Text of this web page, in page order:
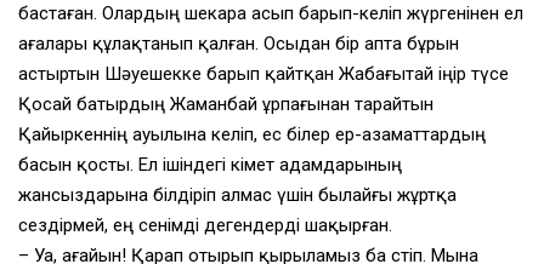
бастаған. Олардың шекара асып барып-келіп жүргенінен ел
ағалары құлақтанып қалған. Осыдан бір апта бұрын
астыртын Шәуешекке барып қайтқан Жабағытай іңір түсе
Қосай батырдың Жаманбай ұрпағынан тарайтын
Қайыркеннің ауылына келіп, ес білер ер-азаматтардың
басын қосты. Ел ішіндегі өкімет адамдарының
жансыздарына білдіріп алмас үшін былайғы жұртқа
сездірмей, ең сенімді дегендерді шақырған.
– Уа, ағайын! Қарап отырып қырыламыз ба өстіп. Мына